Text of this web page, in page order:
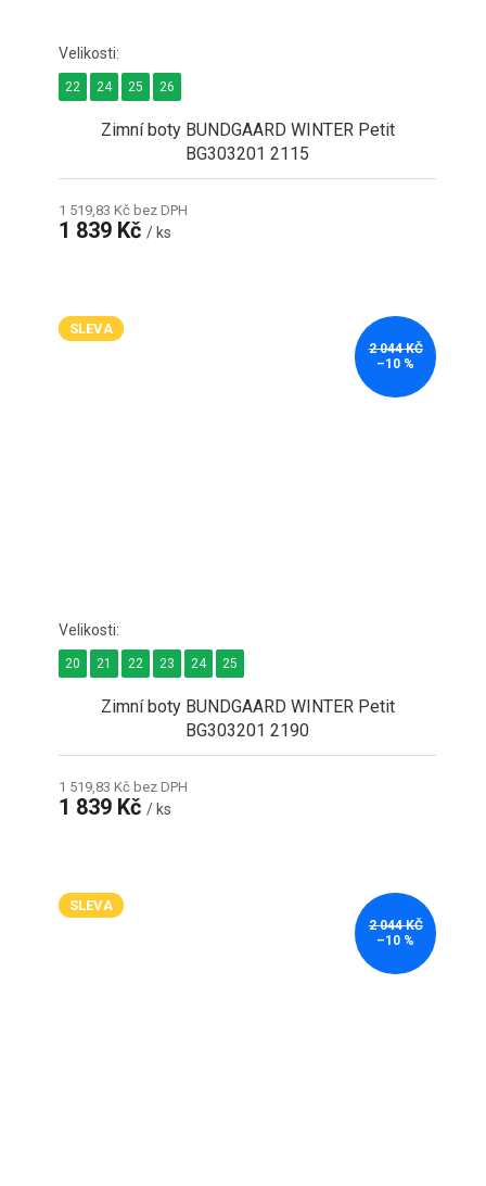
Zimní boty BUNDGAARD WINTER Petit
BG303201 2115
1 519,83 Kč bez DPH
1 839 Kč/ ks
22 24 25 26
SLEVA
2 044 KČ
–10 %
Zimní boty BUNDGAARD WINTER Petit
BG303201 2190
1 519,83 Kč bez DPH
1 839 Kč/ ks
20 21 22 23 24 25
SLEVA
2 044 KČ
–10 %